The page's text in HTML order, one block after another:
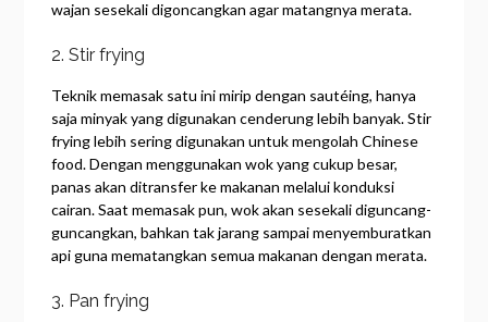
wajan sesekali digoncangkan agar matangnya merata.
2. Stir frying
Teknik memasak satu ini mirip dengan sautéing, hanya
saja minyak yang digunakan cenderung lebih banyak. Stir
frying lebih sering digunakan untuk mengolah Chinese
food. Dengan menggunakan wok yang cukup besar,
panas akan ditransfer ke makanan melalui konduksi
cairan. Saat memasak pun, wok akan sesekali diguncang-
guncangkan, bahkan tak jarang sampai menyemburatkan
api guna mematangkan semua makanan dengan merata.
3. Pan frying